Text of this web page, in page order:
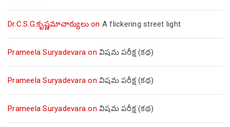
Dr.C.S.G.కృష్ణమాచార్యులుon A flickering street light
Prameela Suryadevara on విషమ పరీక్ష (క‌థ‌)
Prameela Suryadevara on విషమ పరీక్ష (క‌థ‌)
Prameela Suryadevara on విషమ పరీక్ష (క‌థ‌)